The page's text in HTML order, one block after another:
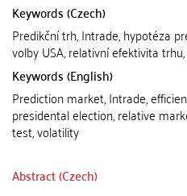
Keywords (Czech)
Predikční trh, Intrade, hypotéza
volby USA, relativní efektivita
Keywords (English)
Prediction market, Intrade,
presidental election, relative
test, volatility
Abstract (Czech)